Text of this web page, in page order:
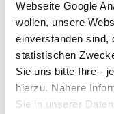
Webseite Google
wollen, unsere
einverstanden sind,
statistischen
Sie uns bitte Ihre -
hierzu. Nähere
Sie in unserer
Partnerschaft
Erlebnis-Zoo
Umweltbildung.
unsere Kinder,
umzugehen